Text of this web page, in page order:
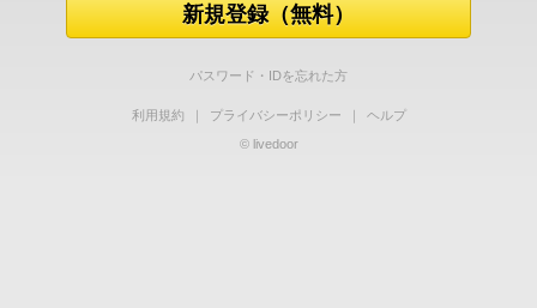
新規登録（無料）
パスワード・IDを忘れた方
利用規約 ｜ プライバシーポリシー ｜
ヘルプ
© livedoor